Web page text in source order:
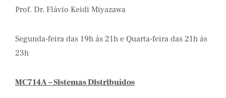
Prof. Dr. Flávio Keidi Miyazawa
Segunda-feira das 19h às 21h e Quarta-feira das 21h às
23h
MC714A – Sistemas Distribuídos